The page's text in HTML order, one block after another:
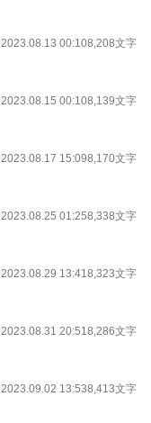
2023.08.13 00:108,208文字
2023.08.15 00:108,139文字
2023.08.17 15:098,170文字
2023.08.25 01:258,338文字
2023.08.29 13:418,323文字
2023.08.31 20:518,286文字
2023.09.02 13:538,413文字